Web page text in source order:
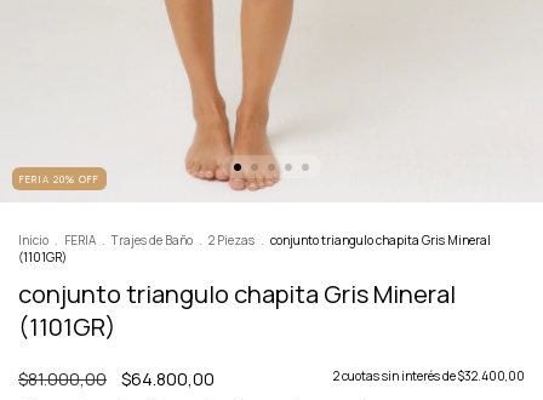
FERIA 20% OFF
Inicio . FERIA . Trajes de Baño . 2 Piezas . conjunto triangulo chapita Gris Mineral
(1101GR)
conjunto triangulo chapita Gris Mineral
(1101GR)
$81.000,00 $64.800,00 2cuotas sin interés de$32.400,00